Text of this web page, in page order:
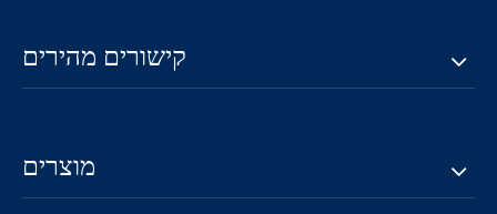
SS405.
קישורים מהירים
מוצרים